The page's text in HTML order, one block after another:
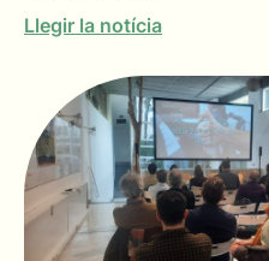
Llegir la notícia